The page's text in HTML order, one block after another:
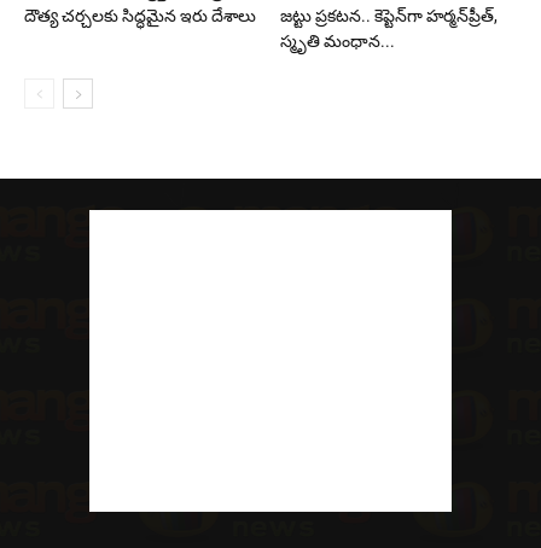
దౌత్య చర్చలకు సిద్ధమైన ఇరు దేశాలు
జట్టు ప్రకటన.. కెప్టెన్‌గా హర్మన్‌ప్రీత్,
స్మృతి మంధాన...